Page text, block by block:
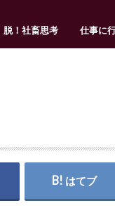
脱！社畜思考 仕事に
はてブ